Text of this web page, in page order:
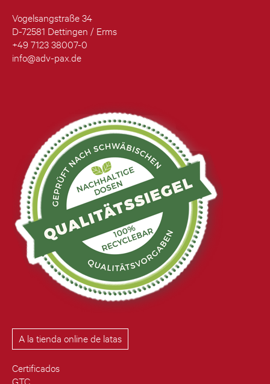
Vogelsangstraße 34
D-72581 Dettingen / Erms
+49 7123 38007-0
info@adv-pax.de
A la tienda online de latas
Certificados